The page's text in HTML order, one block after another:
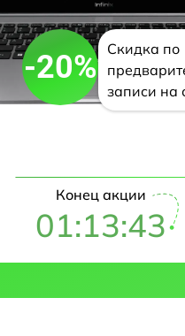
-20%
Скидка по
записи на
Конец акции
01:13:42